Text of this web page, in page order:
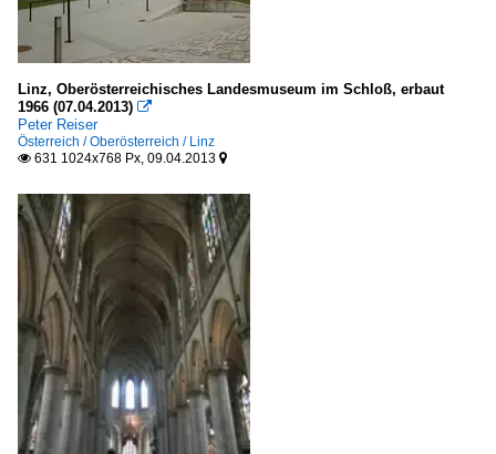
Linz, Oberösterreichisches Landesmuseum im Schloß, erbaut
1966 (07.04.2013) 
Peter Reiser
Österreich / Oberösterreich / Linz
 631 1024x768 Px, 09.04.2013 